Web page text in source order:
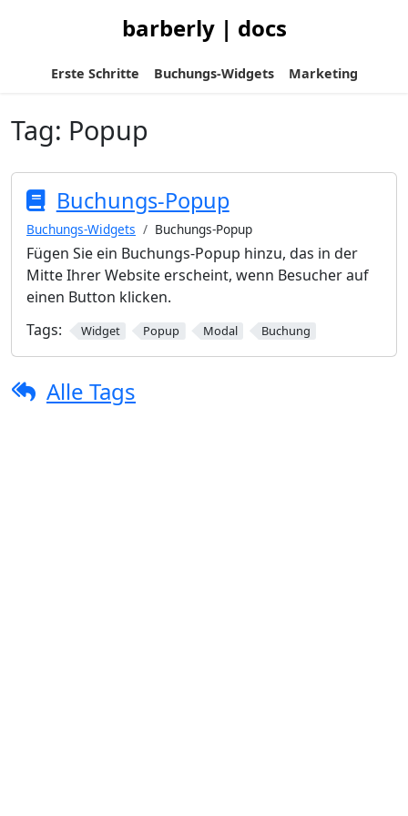
barberly | docs
Erste Schritte Buchungs-Widgets Marketing
Tag: Popup
Buchungs-Popup
Buchungs-Widgets Buchungs-Popup
Fügen Sie ein Buchungs-Popup hinzu, das in der
Mitte Ihrer Website erscheint, wenn Besucher auf
einen Button klicken.
Tags:
Widget Popup Modal Buchung
Alle Tags